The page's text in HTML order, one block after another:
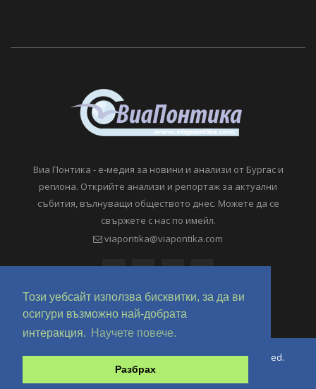
Този уебсайт използва бисквитки, за да ви
осигури възможно най-добрата
интеракция.
Научете повече.
Разбрах
Виа Понтика - е-медия за новини и анализи от Бургас и
региона. Открийте анализи и репортаж за актуални
събития, вълнуващи обществото днес. Можете да се
свържете с нас по имейл.
viapontika@viapontika.com
Copyright © 2018-2024 ViaPontika.com. All Rights Reserved.
Development @ OverHertz Ltd